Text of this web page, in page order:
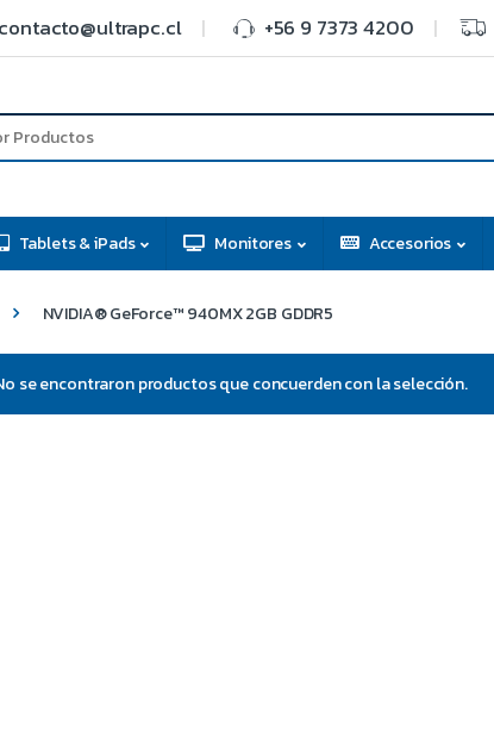
contacto@ultrapc.cl +56 9 7373 4200
Tablets & iPads Monitores Accesorios
NVIDIA® GeForce™ 940MX 2GB GDDR5
se encontraron productos que concuerden con la selección.